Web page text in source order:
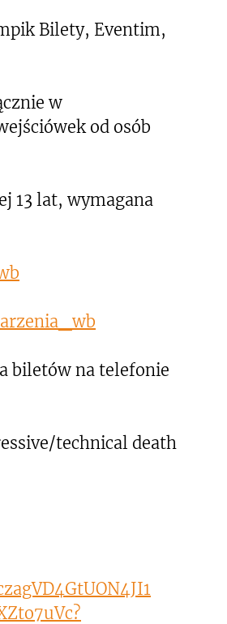
Bilety, Eventim,
w
od osób
13 lat, wymagana
biletów na telefonie
technical death